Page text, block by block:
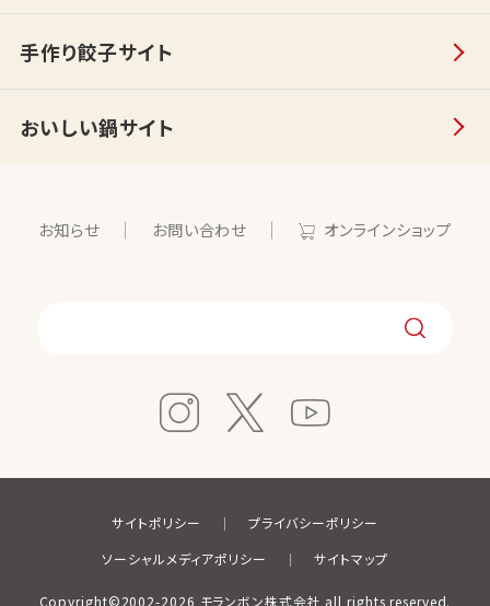
手作り餃子サイト
おいしい鍋サイト
お知らせ お問い合わせ オンラインショップ
Copyright©2002-2026 モランボン株式会社 all rights reserved.
サイトポリシー
プライバシーポリシー
ソーシャルメディアポリシー
サイトマップ